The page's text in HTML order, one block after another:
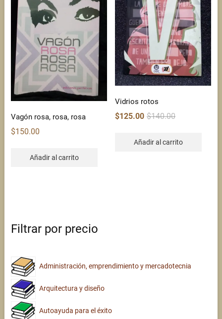
Vagón rosa, rosa, rosa
$150.00
Añadir al carrito
Vidrios rotos
$140.00
$140.00.
$125.00
$125.00.
Añadir al carrito
Filtrar por precio
Administración, emprendimiento y mercadotecnia
Arquitectura y diseño
Autoayuda para el éxito